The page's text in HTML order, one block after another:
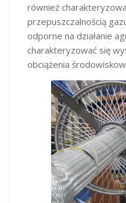
również
przepuszczalnością
odporne na działanie
charakteryzować się
obciążenia